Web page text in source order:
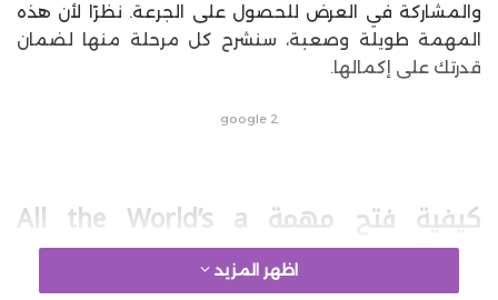
والمشاركة في العرض للحصول على الجرعة. نظرًا لأن هذه
المهمة طويلة وصعبة، سنشرح كل مرحلة منها لضمان
قدرتك على إكمالها.
google 2
كيفية فتح مهمة All the World’s a
Stage اظهر المزيد